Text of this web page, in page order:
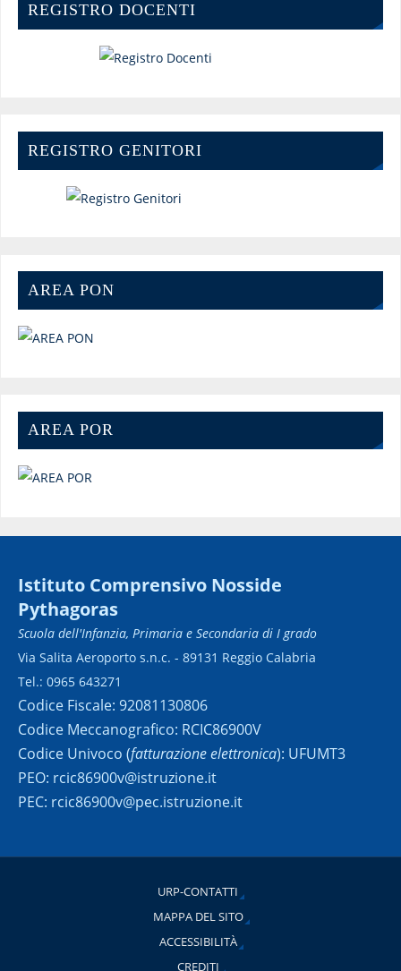
REGISTRO DOCENTI
REGISTRO GENITORI
AREA PON
AREA POR
Istituto Comprensivo Nosside
Pythagoras
Scuola dell'Infanzia, Primaria e Secondaria di I grado
Via Salita Aeroporto s.n.c. - 89131 Reggio Calabria
Tel.: 0965 643271
Codice Fiscale: 92081130806
Codice Meccanografico: RCIC86900V
Codice Univoco (fatturazione elettronica): UFUMT3
PEO: rcic86900v@istruzione.it
PEC: rcic86900v@pec.istruzione.it
URP-CONTATTI
MAPPA DEL SITO
ACCESSIBILITÀ
CREDITI